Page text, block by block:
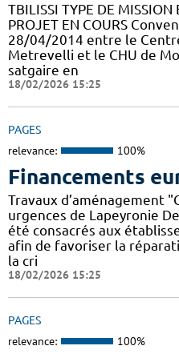
TBILISSI TYPE DE
PROJET EN COURS
28/04/2014 entre le
Metrevelli et le CHU de
satgaire en
18/02/2026 15:25
PAGES
relevance: 100%
Financements
Travaux d’aménagement
urgences de Lapeyronie
été consacrés aux
afin de favoriser la
la cri
18/02/2026 15:25
PAGES
relevance: 100%